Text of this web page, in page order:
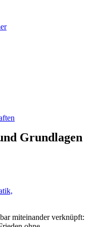
Grundlagen
miteinander verknüpft: